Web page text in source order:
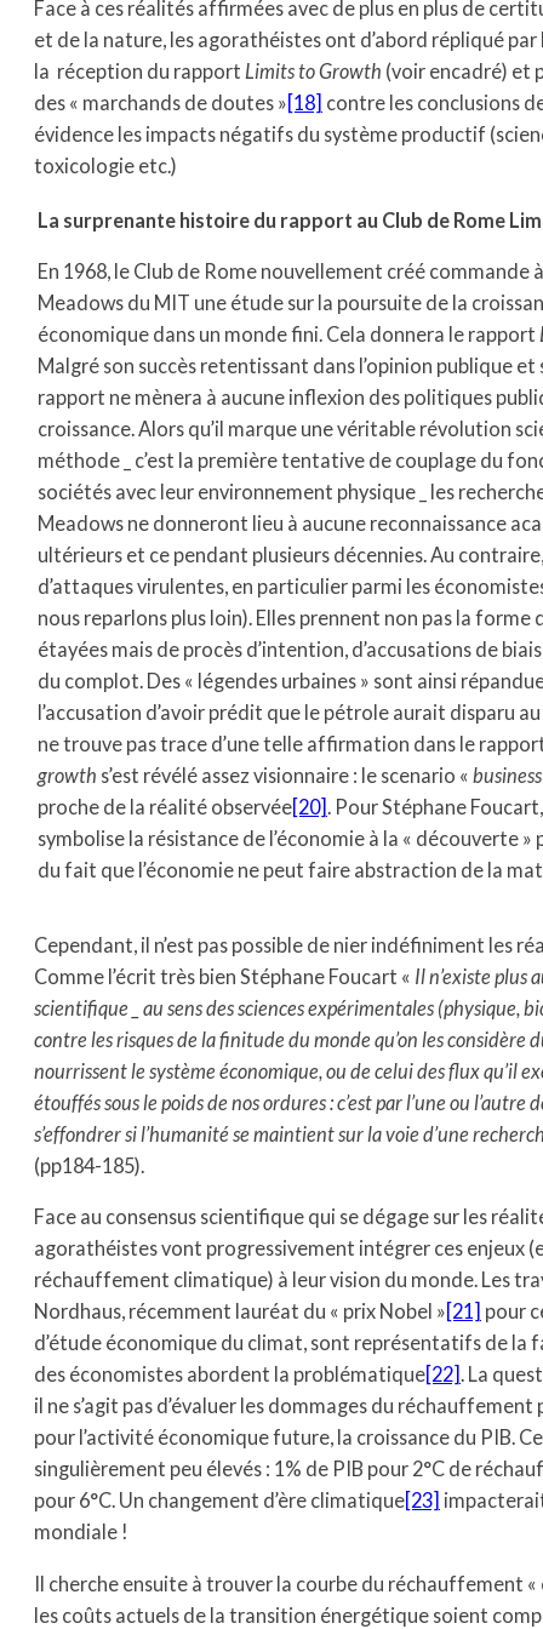
Face à ces réalités affirmées avec de plus en plus de
et de la nature, les agorathéistes ont d’abord répliqué
la réception du rapport Limits to Growth (voir encadré) et
des « marchands de doutes »[18] contre les conclusions
évidence les impacts négatifs du système productif
toxicologie etc.)
La surprenante histoire du rapport au Club de Rome
En 1968, le Club de Rome nouvellement créé commande
Meadows du MIT une étude sur la poursuite de la
économique dans un monde fini. Cela donnera le rapport
Malgré son succès retentissant dans l’opinion publique
rapport ne mènera à aucune inflexion des politiques
croissance. Alors qu’il marque une véritable révolution
méthode _ c’est la première tentative de couplage du
sociétés avec leur environnement physique _ les
Meadows ne donneront lieu à aucune reconnaissance
ultérieurs et ce pendant plusieurs décennies. Au
d’attaques virulentes, en particulier parmi les
nous reparlons plus loin). Elles prennent non pas la
étayées mais de procès d’intention, d’accusations de
du complot. Des « légendes urbaines » sont ainsi
l’accusation d’avoir prédit que le pétrole aurait disparu
ne trouve pas trace d’une telle affirmation dans le
growth s’est révélé assez visionnaire : le scenario «
proche de la réalité observée[20]. Pour Stéphane
symbolise la résistance de l’économie à la « découverte
du fait que l’économie ne peut faire abstraction de la
Cependant, il n’est pas possible de nier indéfiniment les
Comme l’écrit très bien Stéphane Foucart « Il n’existe plus
scientifique _ au sens des sciences expérimentales (physique,
contre les risques de la finitude du monde qu’on les considère
nourrissent le système économique, ou de celui des flux qu’il
étouffés sous le poids de nos ordures : c’est par l’une ou l’autre
s’effondrer si l’humanité se maintient sur la voie d’une
(pp184-185).
Face au consensus scientifique qui se dégage sur les
agorathéistes vont progressivement intégrer ces enjeux
réchauffement climatique) à leur vision du monde. Les
Nordhaus, récemment lauréat du « prix Nobel »[21] pour
d’étude économique du climat, sont représentatifs de la
des économistes abordent la problématique[22]. La
il ne s’agit pas d’évaluer les dommages du
pour l’activité économique future, la croissance du PIB.
singulièrement peu élevés : 1% de PIB pour 2°C de
pour 6°C. Un changement d’ère climatique[23]
mondiale !
Il cherche ensuite à trouver la courbe du réchauffement
les coûts actuels de la transition énergétique soient